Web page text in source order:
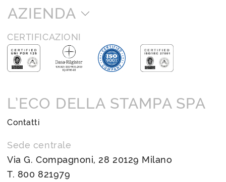
AZIENDA
CERTIFICAZIONI
L’ECO DELLA STAMPA SPA
Contatti
Sede centrale
Via G. Compagnoni, 28 20129 Milano
T. 800 821979